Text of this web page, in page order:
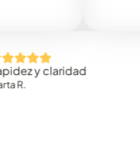
claridad